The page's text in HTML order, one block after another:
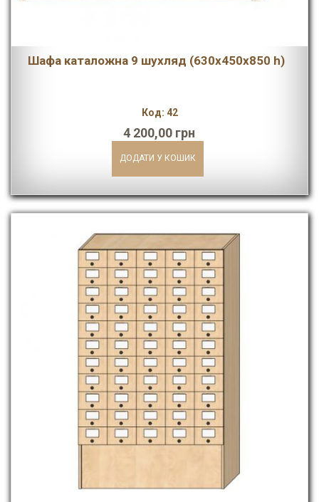
Шафа каталожна 9 шухляд (630х450х850 h)
Код: 42
4 200,00 грн